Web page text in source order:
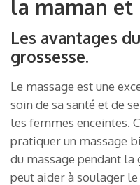
la maman et
Les avantages
grossesse.
Le massage est une
soin de sa santé et de
les femmes enceintes.
pratiquer un massage
du massage pendant
peut aider à soulager